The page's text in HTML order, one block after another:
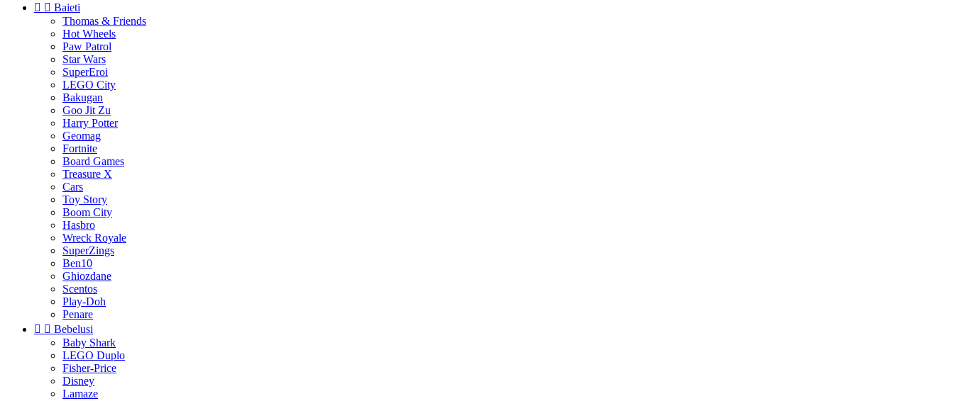
  Baieti
Thomas & Friends
Hot Wheels
Paw Patrol
Star Wars
SuperEroi
LEGO City
Bakugan
Goo Jit Zu
Harry Potter
Geomag
Fortnite
Board Games
Treasure X
Cars
Toy Story
Boom City
Hasbro
Wreck Royale
SuperZings
Ben10
Ghiozdane
Scentos
Play-Doh
Penare
  Bebelusi
Baby Shark
LEGO Duplo
Fisher-Price
Disney
Lamaze